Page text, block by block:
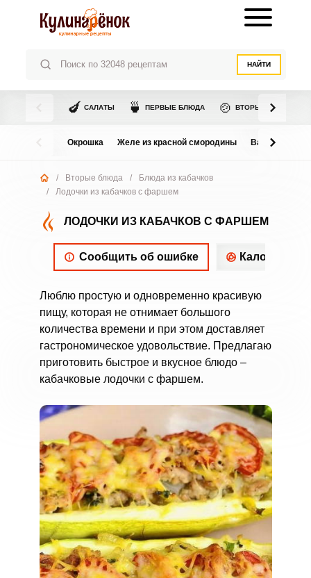
НАЙТИ
🍆 САЛАТЫ 🍵 ПЕРВЫЕ БЛЮДА 🍲 ВТОРЫЕ БЛЮДА
Окрошка Желе из красной смородины Варенье из
/ Вторые блюда /
Блюда из кабачков
/
Лодочки из кабачков с фаршем
ЛОДОЧКИ ИЗ КАБАЧКОВ С ФАРШЕМ
Сообщить об ошибке
Люблю простую и одновременно красивую
пищу, которая не отнимает большого
количества времени и при этом доставляет
гастрономическое удовольствие. Предлагаю
приготовить быстрое и вкусное блюдо –
кабачковые лодочки с фаршем.